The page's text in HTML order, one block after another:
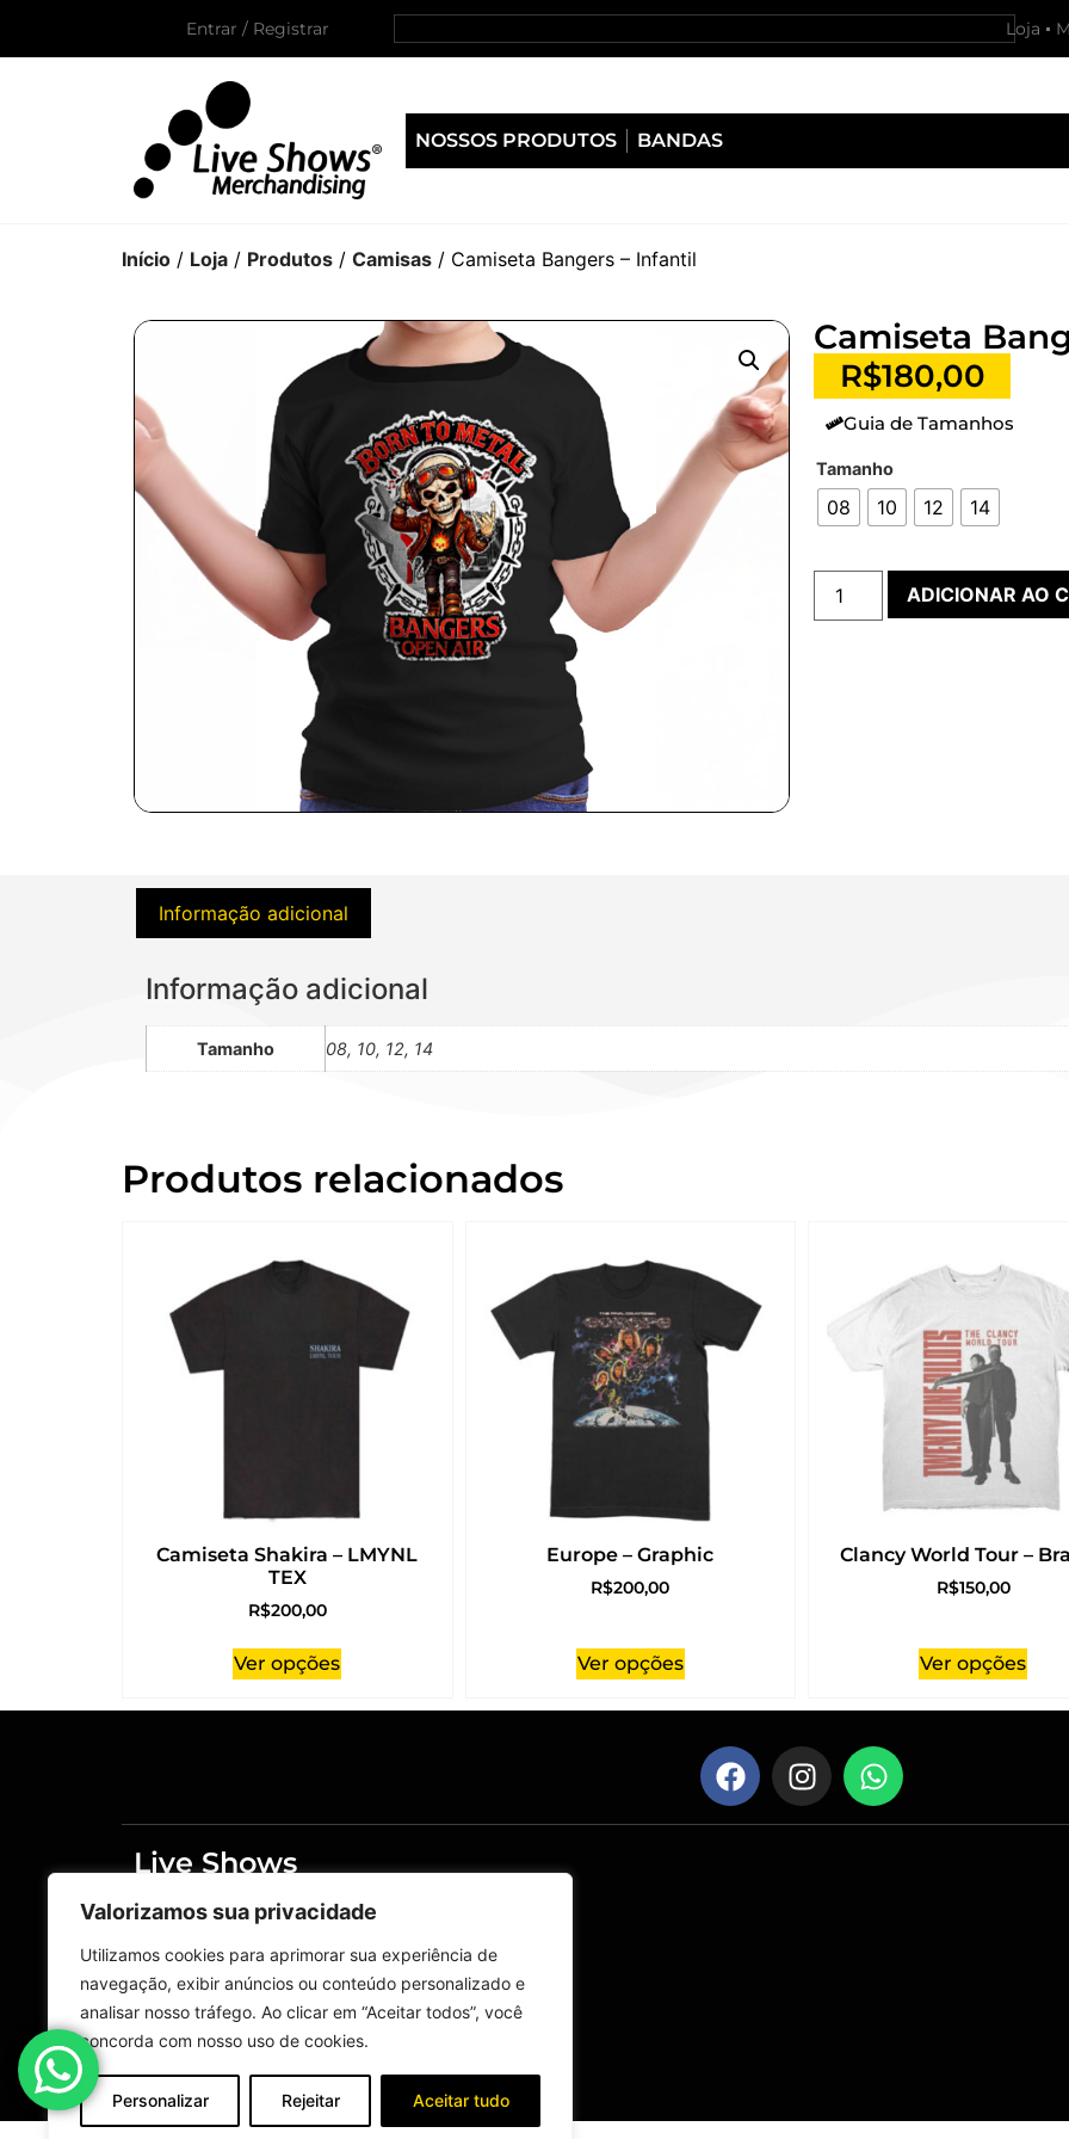
Valorizamos sua privacidade
Utilizamos cookies para aprimorar sua experiência de
navegação, exibir anúncios ou conteúdo personalizado e
analisar nosso tráfego. Ao clicar em “Aceitar todos”, você
concorda com nosso uso de cookies.
Personalizar Rejeitar Aceitar tudo
Entrar / Registrar Loja
NOSSOS PRODUTOS BANDAS
Início / Loja / Produtos / Camisas / Camiseta Bangers – Infantil
Camiseta
R$180,00
Guia de Tamanhos
Tamanho
08 10 12 14
ADICIONAR AO
Informação adicional
Informação adicional
Tamanho 08, 10, 12, 14
Produtos relacionados
Camiseta Shakira – LMYNL
TEX
R$200,00
Ver opções
Europe – Graphic
R$200,00
Ver opções
Clancy World Tour –
R$150,00
Ver opções
Live Shows
Home
Live Shows
Fale Conosco
Política de privacidade